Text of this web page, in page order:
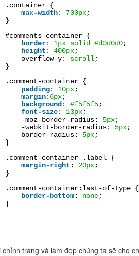
.container {
max-width: 700px;
}
#comments-container {
border: 1px solid #d0d0d0;
height : 400px;
overflow-y: scroll;
}
.comment-container {
padding: 10px;
margin: 6px;
background : #f5f5f5;
font-size: 13px;
-moz-border-radius: 5px;
-webkit-border-radius: 5px;
border-radius: 5px;
}
.comment-container .label {
margin-right : 20px;
}
.comment-container:last-of-type {
border-bottom: none;
}
chỉnh trang và làm đẹp chúng ta sẽ cho